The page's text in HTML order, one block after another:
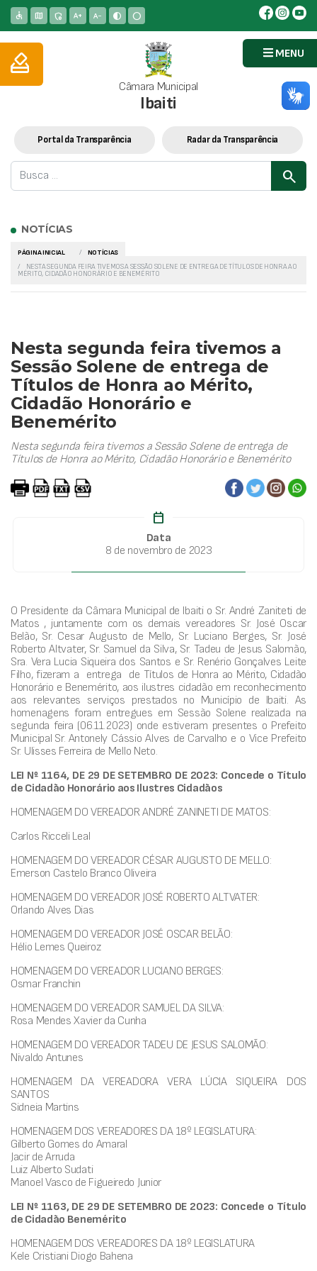
how_to_vote MENU
accessible map admin_panel_settings text_increase text_decrease contrast circle
Câmara Municipal
Ibaiti
Portal da Transparência Radar da Transparência
search
NOTÍCIAS
PÁGINA INICIAL
NOTÍCIAS
NESTA SEGUNDA FEIRA TIVEMOS A SESSÃO SOLENE DE ENTREGA DE TÍTULOS DE HONRA AO
MÉRITO, CIDADÃO HONORÁRIO E BENEMÉRITO
Nesta segunda feira tivemos a
Sessão Solene de entrega de
Títulos de Honra ao Mérito,
Cidadão Honorário e
Benemérito
Nesta segunda feira tivemos a Sessão Solene de entrega de
Títulos de Honra ao Mérito, Cidadão Honorário e Benemérito
calendar_today
Data
8 de novembro de 2023
O Presidente da Câmara Municipal de Ibaiti o Sr. André Zaniteti de
Matos , juntamente com os demais vereadores Sr. José Oscar
Belão, Sr. Cesar Augusto de Mello, Sr. Luciano Berges, Sr. José
Roberto Altvater, Sr. Samuel da Silva, Sr. Tadeu de Jesus Salomão,
Sra. Vera Lucia Siqueira dos Santos e Sr. Renério Gonçalves Leite
Filho, fizeram a entrega de Títulos de Honra ao Mérito, Cidadão
Honorário e Benemérito, aos ilustres cidadão em reconhecimento
aos relevantes serviços prestados no Município de Ibaiti. As
homenagens foram entregues em Sessão Solene realizada na
segunda feira (06.11.2023) onde estiveram presentes o Prefeito
Municipal Sr. Antonely Cássio Alves de Carvalho e o Vice Prefeito
Sr. Ulisses Ferreira de Mello Neto.
LEI Nº 1164, DE 29 DE SETEMBRO DE 2023: Concede o Título
de Cidadão Honorário aos Ilustres Cidadãos
HOMENAGEM DO VEREADOR ANDRÉ ZANINETI DE MATOS:
Carlos Ricceli Leal
HOMENAGEM DO VEREADOR CÉSAR AUGUSTO DE MELLO:
Emerson Castelo Branco Oliveira
HOMENAGEM DO VEREADOR JOSÉ ROBERTO ALTVATER:
Orlando Alves Dias
HOMENAGEM DO VEREADOR JOSÉ OSCAR BELÃO:
Hélio Lemes Queiroz
HOMENAGEM DO VEREADOR LUCIANO BERGES:
Osmar Franchin
HOMENAGEM DO VEREADOR SAMUEL DA SILVA:
Rosa Mendes Xavier da Cunha
HOMENAGEM DO VEREADOR TADEU DE JESUS SALOMÃO:
Nivaldo Antunes
HOMENAGEM DA VEREADORA VERA LÚCIA SIQUEIRA DOS
SANTOS
Sidneia Martins
HOMENAGEM DOS VEREADORES DA 18º LEGISLATURA:
Gilberto Gomes do Amaral
Jacir de Arruda
Luiz Alberto Sudati
Manoel Vasco de Figueiredo Junior
LEI Nº 1163, DE 29 DE SETEMBRO DE 2023: Concede o Título
de Cidadão Benemérito
HOMENAGEM DOS VEREADORES DA 18º LEGISLATURA
Kele Cristiani Diogo Bahena